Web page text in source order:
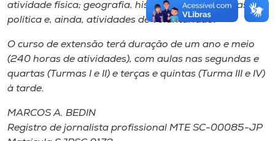
atividade física; geografia, história, noções básicas de
política e, ainda, atividades de voluntariado.
O curso de extensão terá duração de um ano e meio
(240 horas de atividades), com aulas nas segundas e
quartas (Turmas I e II) e terças e quintas (Turma III e IV)
à tarde.
MARCOS A. BEDIN
Registro de jornalista profissional MTE SC-00085-JP